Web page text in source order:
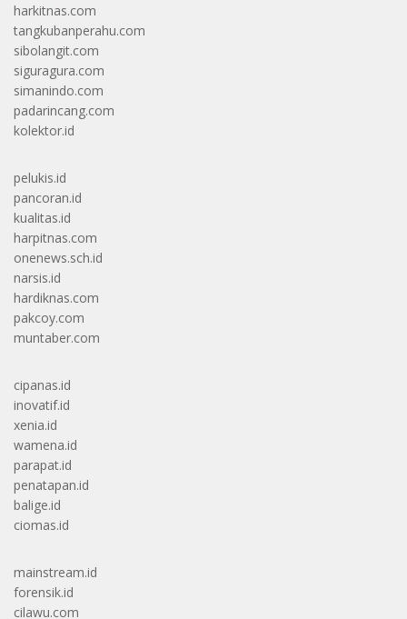
harkitnas.com
tangkubanperahu.com
sibolangit.com
siguragura.com
simanindo.com
padarincang.com
kolektor.id
pelukis.id
pancoran.id
kualitas.id
harpitnas.com
onenews.sch.id
narsis.id
hardiknas.com
pakcoy.com
muntaber.com
cipanas.id
inovatif.id
xenia.id
wamena.id
parapat.id
penatapan.id
balige.id
ciomas.id
mainstream.id
forensik.id
cilawu.com